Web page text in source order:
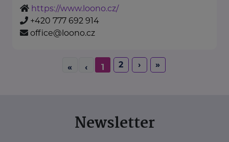
https://www.loono.cz/
+420 777 692 914
office@loono.cz
« ‹ 1 2 › »
Newsletter